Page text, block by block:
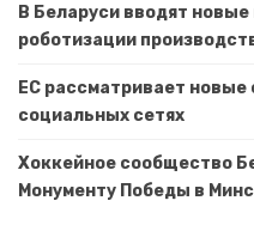
В Беларуси вводят
роботизации
ЕС рассматривает новые
социальных сетях
Хоккейное сообщество
Монументу Победы в